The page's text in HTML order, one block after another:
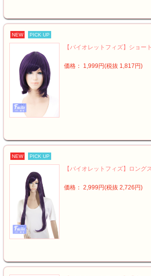
NEW PICK UP
【バイオレットフィズ】ショー
価格： 1,999円(税抜 1,817円)
NEW PICK UP
【バイオレットフィズ】ロング
価格： 2,999円(税抜 2,726円)